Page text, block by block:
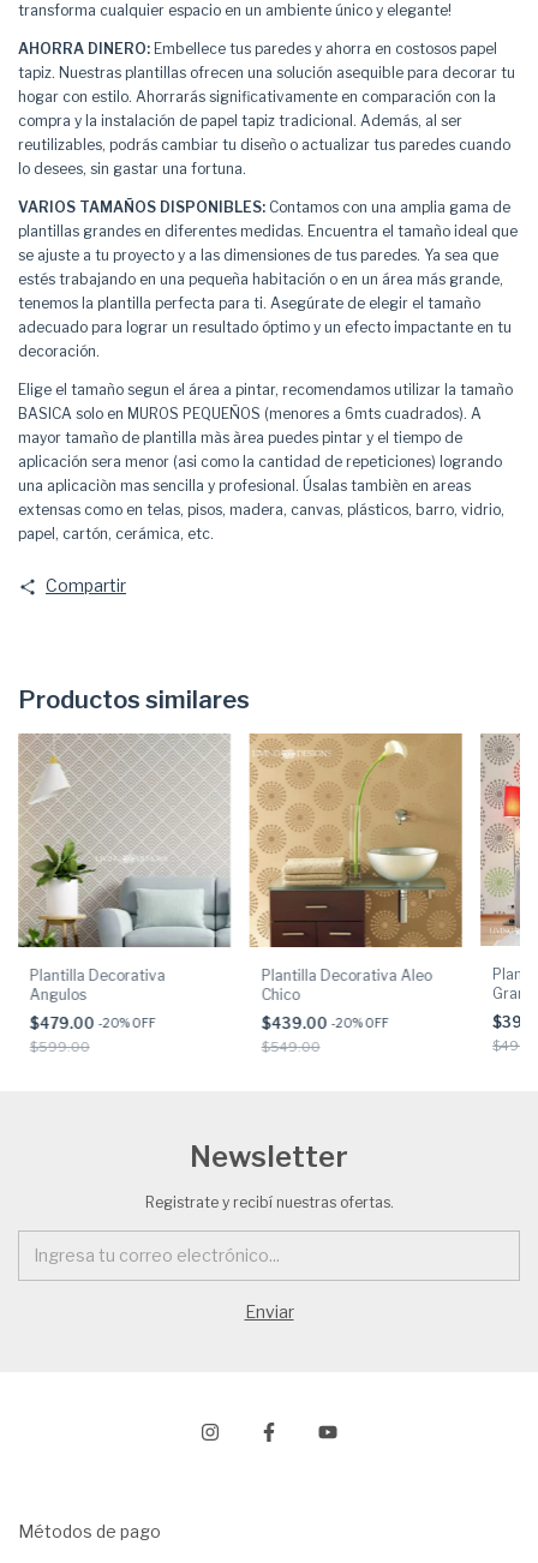
transforma cualquier espacio en un ambiente único y elegante!
AHORRA DINERO: Embellece tus paredes y ahorra en costosos papel
tapiz. Nuestras plantillas ofrecen una solución asequible para decorar tu
hogar con estilo. Ahorrarás significativamente en comparación con la
compra y la instalación de papel tapiz tradicional. Además, al ser
reutilizables, podrás cambiar tu diseño o actualizar tus paredes cuando
lo desees, sin gastar una fortuna.
VARIOS TAMAÑOS DISPONIBLES: Contamos con una amplia gama de
plantillas grandes en diferentes medidas. Encuentra el tamaño ideal que
se ajuste a tu proyecto y a las dimensiones de tus paredes. Ya sea que
estés trabajando en una pequeña habitación o en un área más grande,
tenemos la plantilla perfecta para ti. Asegúrate de elegir el tamaño
adecuado para lograr un resultado óptimo y un efecto impactante en tu
decoración.
Elige el tamaño segun el área a pintar, recomendamos utilizar la tamaño
BASICA solo en MUROS PEQUEÑOS (menores a 6mts cuadrados). A
mayor tamaño de plantilla màs àrea puedes pintar y el tiempo de
aplicación sera menor (asi como la cantidad de repeticiones) logrando
una aplicaciòn mas sencilla y profesional. Úsalas tambièn en areas
extensas como en telas, pisos, madera, canvas, plásticos, barro, vidrio,
papel, cartón, cerámica, etc.
Compartir
Productos similares
Plantilla Decorativa
Angulos
$479.00 -20% OFF
$599.00
Plantilla Decorativa Aleo
Chico
$439.00 -20% OFF
$549.00
Newsletter
Registrate y recibí nuestras ofertas.
Métodos de pago